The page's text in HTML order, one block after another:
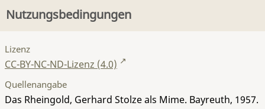
Nutzungsbedingungen
Lizenz
CC-BY-NC-ND-Lizenz (4.0)
Quellenangabe
Das Rheingold, Gerhard Stolze als Mime. Bayreuth, 1957.